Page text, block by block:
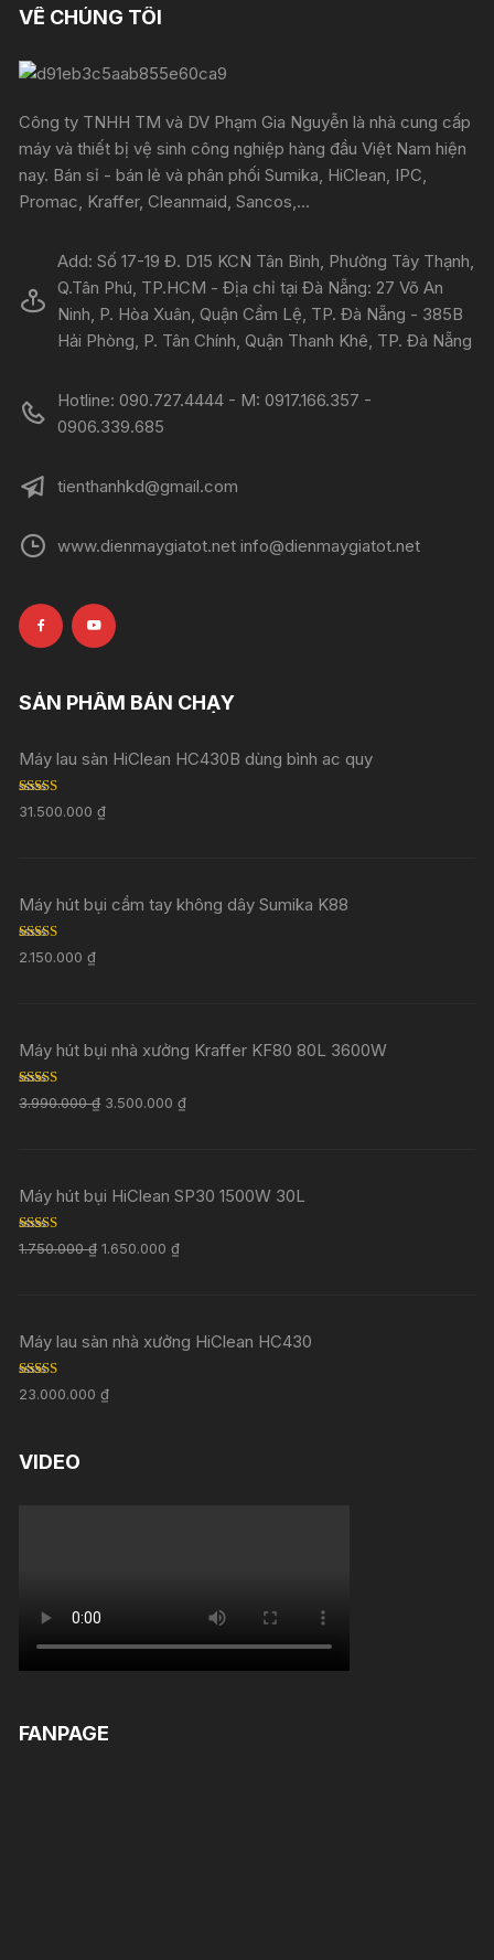
VỀ CHÚNG TÔI
Công ty TNHH TM và DV Phạm Gia Nguyễn là nhà cung cấp
máy và thiết bị vệ sinh công nghiệp hàng đầu Việt Nam hiện
nay. Bán sỉ - bán lẻ và phân phối Sumika, HiClean, IPC,
Promac, Kraffer, Cleanmaid, Sancos,...
Add: Số 17-19 Đ. D15 KCN Tân Bình, Phường Tây Thạnh,
Q.Tân Phú, TP.HCM - Địa chỉ tại Đà Nẵng: 27 Võ An
Ninh, P. Hòa Xuân, Quận Cẩm Lệ, TP. Đà Nẵng - 385B
Hải Phòng, P. Tân Chính, Quận Thanh Khê, TP. Đà Nẵng
Hotline: 090.727.4444 - M: 0917.166.357 -
0906.339.685
tienthanhkd@gmail.com
www.dienmaygiatot.net info@dienmaygiatot.net
SẢN PHẨM BÁN CHẠY
Máy lau sàn HiClean HC430B dùng bình ac quy
Rated5.00
out of 5
31.500.000₫
Máy hút bụi cầm tay không dây Sumika K88
Rated5.00
out of 5
2.150.000₫
Máy hút bụi nhà xưởng Kraffer KF80 80L 3600W
Rated 5.00
out of 5
3.990.000₫ 3.500.000₫
Máy hút bụi HiClean SP30 1500W 30L
Rated 5.00
out of 5
1.750.000₫ 1.650.000₫
Máy lau sàn nhà xưởng HiClean HC430
Rated5.00
out of 5
23.000.000₫
VIDEO
FANPAGE